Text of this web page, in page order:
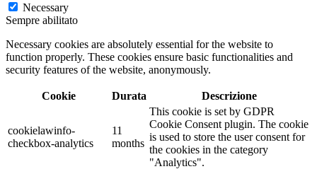
Necessary
Sempre abilitato
Necessary cookies are absolutely essential for the website to
function properly. These cookies ensure basic functionalities and
security features of the website, anonymously.
Cookie Durata Descrizione
cookielawinfo-
checkbox-analytics
11
months
This cookie is set by GDPR
Cookie Consent plugin. The cookie
is used to store the user consent for
the cookies in the category
"Analytics".